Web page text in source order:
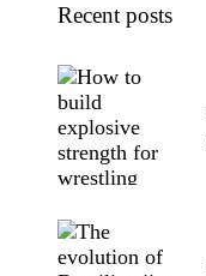
Recent posts